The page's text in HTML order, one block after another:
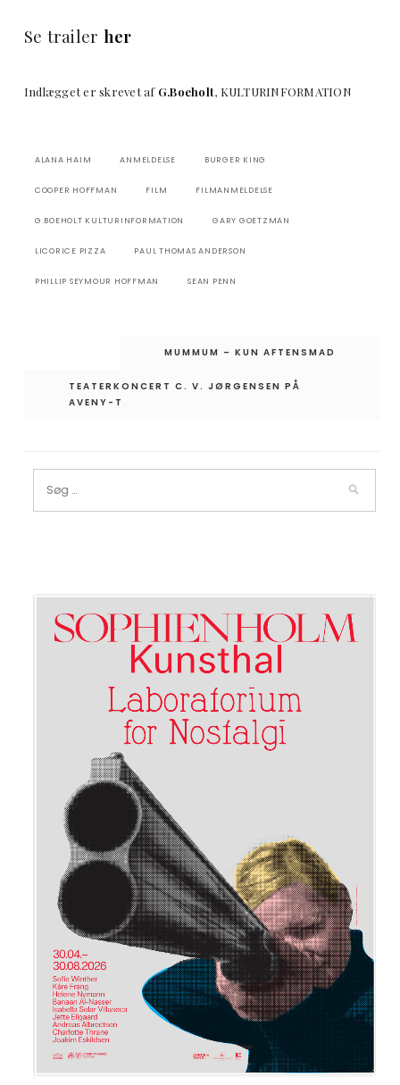
Se trailer her
Indlægget er skrevet af G.Boeholt, KULTURINFORMATION
ALANA HAIM ANMELDELSE BURGER KING
COOPER HOFFMAN FILM FILMANMELDELSE
G.BOEHOLT KULTURINFORMATION GARY GOETZMAN
LICORICE PIZZA PAUL THOMAS ANDERSON
PHILLIP SEYMOUR HOFFMAN SEAN PENN
IndlægsnavigationMUMMUM – KUN AFTENSMAD
TEATERKONCERT C. V. JØRGENSEN PÅ
AVENY-T